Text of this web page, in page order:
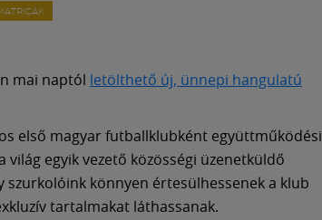
mai naptól letölthető új, ünnepi hangulatú
első magyar futballklubként együttműködési
egyik vezető közösségi üzenetküldő
szurkolóink könnyen értesülhessenek a klub
tartalmakat láthassanak.